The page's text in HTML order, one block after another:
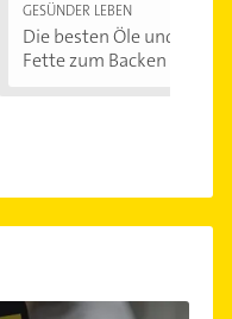
GESÜNDER LEBEN
Die besten Öle und
Fette zum Backen